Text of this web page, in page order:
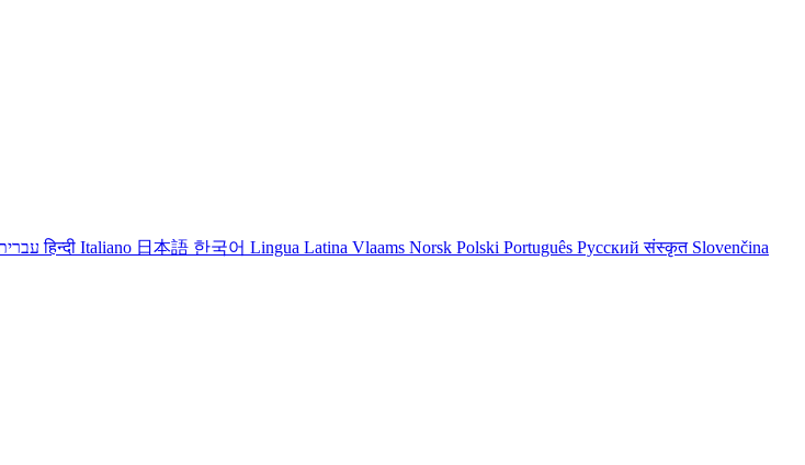
עבריתहिन्दी Italiano 日本語 한국어 Lingua Latina Vlaams Norsk Polski Português Русскийसंस्कृत Slovenčina